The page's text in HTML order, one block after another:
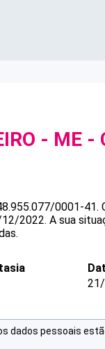
- ME -
0001-41.
12/2022. A sua
dados pessoais